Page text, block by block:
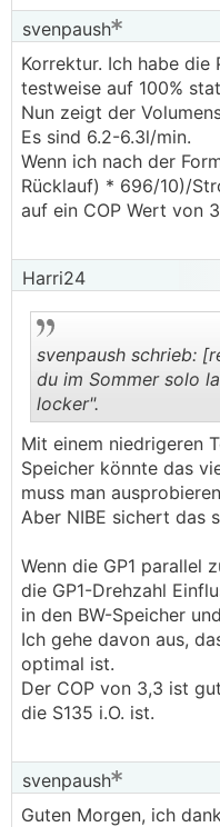
svenpaush
Korrektur. Ich habe die
testweise auf 100%
Nun zeigt der
Es sind 6.2-6.3l/min.
Wenn ich nach der
Rücklauf) * 696/10)/
auf ein COP Wert von
Harri24
svenpaush schrieb:
du im Sommer solo
locker".
Mit einem niedrigeren
Speicher könnte das
muss man
Aber NIBE sichert das
Wenn die GP1 parallel
die GP1-Drehzahl
in den BW-Speicher
Ich gehe davon aus,
optimal ist.
Der COP von 3,3 ist
die S135 i.O. ist.
svenpaush
Guten Morgen, ich